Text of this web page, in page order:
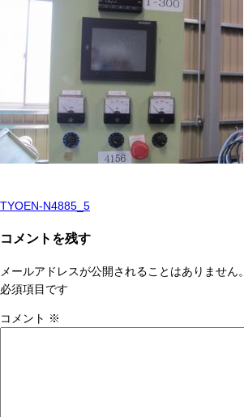
投
稿
ナ
ビ
ゲ
TYOEN-N4885_5
コメントを残す
メールアドレスが公開されることはありません。
必須項目です
コメント ※